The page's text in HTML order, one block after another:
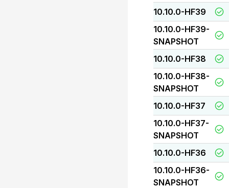
10.10.0-HF39
10.10.0-HF39-
SNAPSHOT
10.10.0-HF38
10.10.0-HF38-
SNAPSHOT
10.10.0-HF37
10.10.0-HF37-
SNAPSHOT
10.10.0-HF36
10.10.0-HF36-
SNAPSHOT